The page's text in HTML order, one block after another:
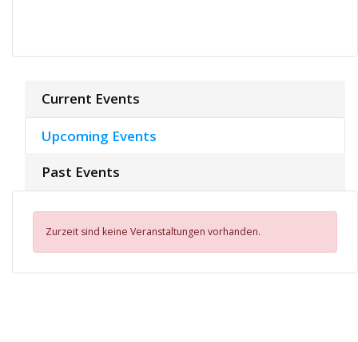
Current Events
Upcoming Events
Past Events
Zurzeit sind keine Veranstaltungen vorhanden.